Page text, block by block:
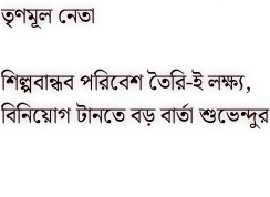
তৃণমূল নেতা
শিল্পবান্ধব পরিবেশ তৈরি-ই লক্ষ্য,
বিনিয়োগ টানতে বড় বার্তা শুভেন্দুর